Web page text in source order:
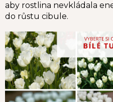
aby rostlina nevkládala
do růstu cibule.